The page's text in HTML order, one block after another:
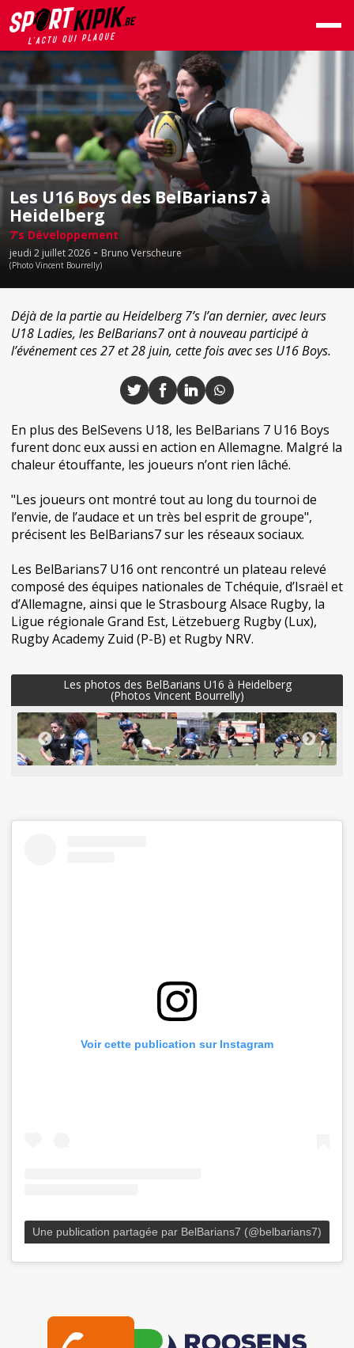
Les U16 Boys des BelBarians7 à
Heidelberg
7’s Développement
jeudi 2 juillet 2026 - Bruno Verscheure
(Photo Vincent Bourrelly)
Déjà de la partie au Heidelberg 7’s l’an dernier, avec leurs
U18 Ladies, les BelBarians7 ont à nouveau participé à
l’événement ces 27 et 28 juin, cette fois avec ses U16 Boys.
En plus des BelSevens U18, les BelBarians 7 U16 Boys
furent donc eux aussi en action en Allemagne. Malgré la
chaleur étouffante, les joueurs n’ont rien lâché.
"Les joueurs ont montré tout au long du tournoi de
l’envie, de l’audace et un très bel esprit de groupe",
précisent les BelBarians7 sur les réseaux sociaux.
Les BelBarians7 U16 ont rencontré un plateau relevé
composé des équipes nationales de Tchéquie, d’Israël et
d’Allemagne, ainsi que le Strasbourg Alsace Rugby, la
Ligue régionale Grand Est, Lëtzebuerg Rugby (Lux),
Rugby Academy Zuid (P-B) et Rugby NRV.
Les photos des BelBarians U16 à Heidelberg
(Photos Vincent Bourrelly)
Voir cette publication sur Instagram
Une publication partagée par BelBarians7 (@belbarians7)